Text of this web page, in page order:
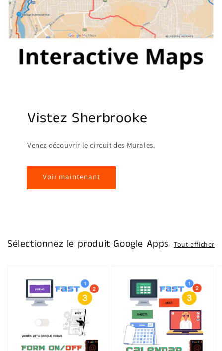
Vistez Sherbrooke
Venez découvrir le circuit des Murales.
Voir maintenant
Sélectionnez le produit Google Apps Tout afficher